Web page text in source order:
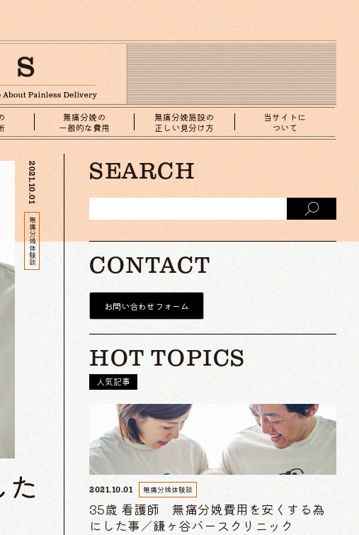
無痛分娩の
一般的な費用
無痛分娩施設の
正しい見分け方
当サイトに
ついて
2021.10.01
無痛分娩体験談
SEARCH
CONTACT
お問い合わせフォーム
HOT TOPICS
人気記事
2021.10.01 無痛分娩体験談
35歳 看護師 無痛分娩費用を安くする為
にした事／鎌ヶ谷バースクリニック